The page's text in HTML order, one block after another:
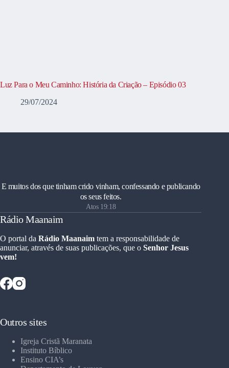
Luz Para o Meu Caminho: História da Criação – Episódio 03
29/07/2024
E muitos dos que tinham crido vinham, confessando e publicando
os seus feitos.
Atos 19:18
Rádio Maanaim
O portal da Rádio Maanaim tem a responsabilidade de
anunciar, através de suas publicações, que o Senhor Jesus
vem!
Outros sites
Igreja Cristã Maranata
Instituto Bíblico
Ensino CIA’s